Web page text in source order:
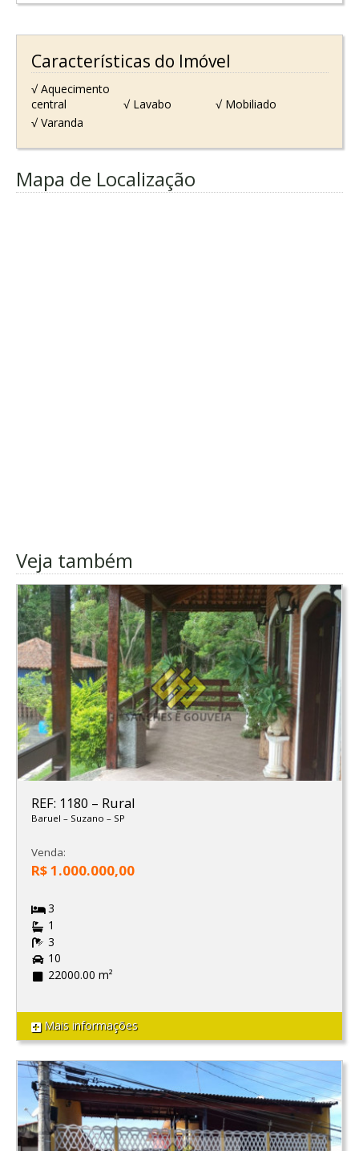
Características do Imóvel
√ Aquecimento
central
√ Lavabo
√ Mobiliado
√ Varanda
Mapa de Localização
Veja também
REF: 1180 – Rural
Baruel – Suzano – SP
Venda:
R$ 1.000.000,00
3
1
3
10
22000.00 m²
Mais informações